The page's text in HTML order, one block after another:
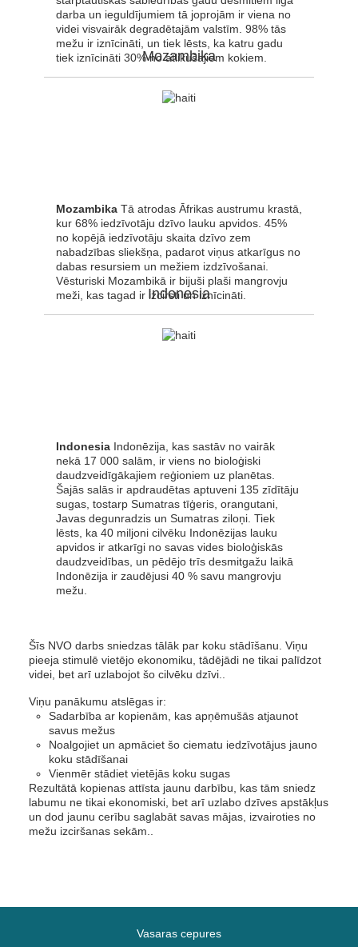
darba un ieguldījumiem tā joprojām ir viena no
videi visvairāk degradētajām valstīm. 98% tās
mežu ir iznīcināti, un tiek lēsts, ka katru gadu
tiek iznīcināti 30% no atlikušajiem kokiem.
Mozambika
MozambikaTā atrodas Āfrikas austrumu krastā,
kur 68% iedzīvotāju dzīvo lauku apvidos. 45%
no kopējā iedzīvotāju skaita dzīvo zem
nabadzības sliekšņa, padarot viņus atkarīgus no
dabas resursiem un mežiem izdzīvošanai.
Vēsturiski Mozambikā ir bijuši plaši mangrovju
meži, kas tagad ir izcirsti un iznīcināti.
Indonesia
IndonesiaIndonēzija, kas sastāv no vairāk
nekā 17 000 salām, ir viens no bioloģiski
daudzveidīgākajiem reģioniem uz planētas.
Šajās salās ir apdraudētas aptuveni 135 zīdītāju
sugas, tostarp Sumatras tīģeris, orangutani,
Javas degunradzis un Sumatras ziloņi. Tiek
lēsts, ka 40 miljoni cilvēku Indonēzijas lauku
apvidos ir atkarīgi no savas vides bioloģiskās
daudzveidības, un pēdējo trīs desmitgažu laikā
Indonēzija ir zaudējusi 40 % savu mangrovju
mežu.
Šīs NVO darbs sniedzas tālāk par koku stādīšanu. Viņu
pieeja stimulē vietējo ekonomiku, tādējādi ne tikai palīdzot
videi, bet arī uzlabojot šo cilvēku dzīvi..
Viņu panākumu atslēgas ir:
Sadarbība ar kopienām, kas apņēmušās atjaunot
savus mežus
Noalgojiet un apmāciet šo ciematu iedzīvotājus jauno
koku stādīšanai
Vienmēr stādiet vietējās koku sugas
Rezultātā kopienas attīsta jaunu darbību, kas tām sniedz
labumu ne tikai ekonomiski, bet arī uzlabo dzīves apstākļus
un dod jaunu cerību saglabāt savas mājas, izvairoties no
mežu izciršanas sekām..
Vasaras cepures